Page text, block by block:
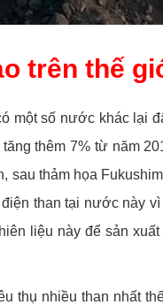
trên thế
một số nước khác lại
thêm 7% từ năm
sau thảm họa
than tại nước này
liệu này để sản xuất
thụ nhiều than nhất